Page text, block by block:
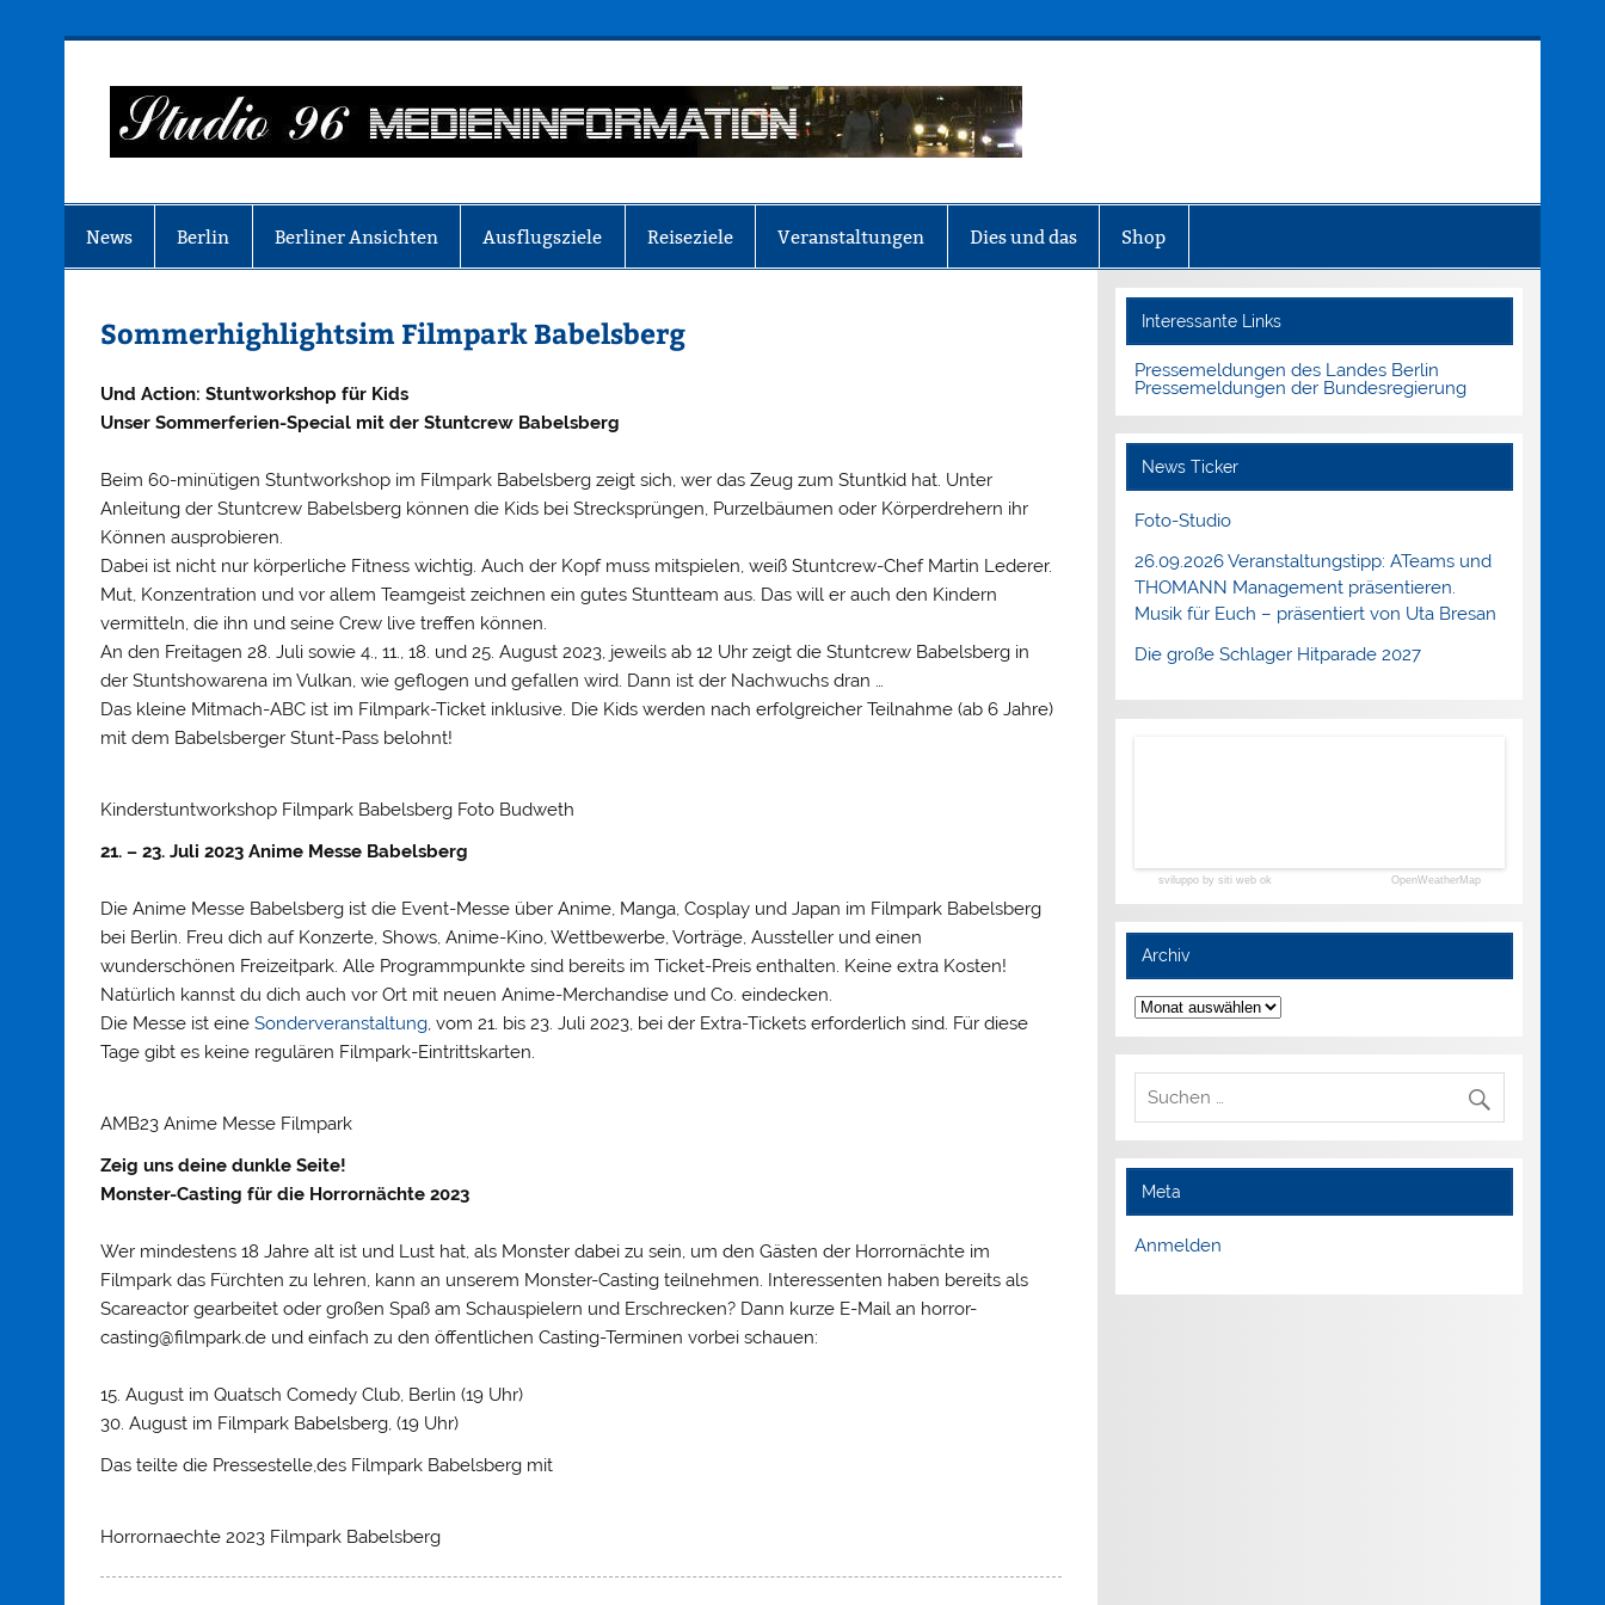
News Berlin Berliner Ansichten Ausflugsziele Reiseziele Veranstaltungen Dies und das Shop
Sommerhighlightsim Filmpark Babelsberg
Und Action: Stuntworkshop für Kids
Unser Sommerferien-Special mit der Stuntcrew Babelsberg
Beim 60-minütigen Stuntworkshop im Filmpark Babelsberg zeigt sich, wer das Zeug zum Stuntkid hat. Unter
Anleitung der Stuntcrew Babelsberg können die Kids bei Strecksprüngen, Purzelbäumen oder Körperdrehern ihr
Können ausprobieren.
Dabei ist nicht nur körperliche Fitness wichtig. Auch der Kopf muss mitspielen, weiß Stuntcrew-Chef Martin Lederer.
Mut, Konzentration und vor allem Teamgeist zeichnen ein gutes Stuntteam aus. Das will er auch den Kindern
vermitteln, die ihn und seine Crew live treffen können.
An den Freitagen 28. Juli sowie 4., 11., 18. und 25. August 2023, jeweils ab 12 Uhr zeigt die Stuntcrew Babelsberg in
der Stuntshowarena im Vulkan, wie geflogen und gefallen wird. Dann ist der Nachwuchs dran …
Das kleine Mitmach-ABC ist im Filmpark-Ticket inklusive. Die Kids werden nach erfolgreicher Teilnahme (ab 6 Jahre)
mit dem Babelsberger Stunt-Pass belohnt!
Kinderstuntworkshop Filmpark Babelsberg Foto Budweth
21. – 23. Juli 2023 Anime Messe Babelsberg
Die Anime Messe Babelsberg ist die Event-Messe über Anime, Manga, Cosplay und Japan im Filmpark Babelsberg
bei Berlin. Freu dich auf Konzerte, Shows, Anime-Kino, Wettbewerbe, Vorträge, Aussteller und einen
wunderschönen Freizeitpark. Alle Programmpunkte sind bereits im Ticket-Preis enthalten. Keine extra Kosten!
Natürlich kannst du dich auch vor Ort mit neuen Anime-Merchandise und Co. eindecken.
Die Messe ist eineSonderveranstaltung, vom 21. bis 23. Juli 2023, bei der Extra-Tickets erforderlich sind. Für diese
Tage gibt es keine regulären Filmpark-Eintrittskarten.
AMB23 Anime Messe Filmpark
Zeig uns deine dunkle Seite!
Monster-Casting für die Horrornächte 2023
Wer mindestens 18 Jahre alt ist und Lust hat, als Monster dabei zu sein, um den Gästen der Horrornächte im
Filmpark das Fürchten zu lehren, kann an unserem Monster-Casting teilnehmen. Interessenten haben bereits als
Scareactor gearbeitet oder großen Spaß am Schauspielern und Erschrecken? Dann kurze E-Mail an horror-
casting@filmpark.de und einfach zu den öffentlichen Casting-Terminen vorbei schauen:
15. August im Quatsch Comedy Club, Berlin (19 Uhr)
30. August im Filmpark Babelsberg, (19 Uhr)
Das teilte die Pressestelle,des Filmpark Babelsberg mit
Horrornaechte 2023 Filmpark Babelsberg
Interessante Links
Pressemeldungen des Landes Berlin
Pressemeldungen der Bundesregierung
News Ticker
Foto-Studio
26.09.2026 Veranstaltungstipp: ATeams und
THOMANN Management präsentieren.
Musik für Euch – präsentiert von Uta Bresan
Die große Schlager Hitparade 2027
sviluppo by siti web ok OpenWeatherMap
Archiv
Archiv
Meta
Anmelden